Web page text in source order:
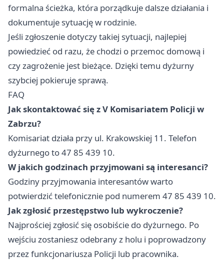
formalna ścieżka, która porządkuje dalsze działania i
dokumentuje sytuację w rodzinie.
Jeśli zgłoszenie dotyczy takiej sytuacji, najlepiej
powiedzieć od razu, że chodzi o przemoc domową i
czy zagrożenie jest bieżące. Dzięki temu dyżurny
szybciej pokieruje sprawą.
FAQ
Jak skontaktować się z V Komisariatem Policji w
Zabrzu?
Komisariat działa przy ul. Krakowskiej 11. Telefon
dyżurnego to 47 85 439 10.
W jakich godzinach przyjmowani są interesanci?
Godziny przyjmowania interesantów warto
potwierdzić telefonicznie pod numerem 47 85 439 10.
Jak zgłosić przestępstwo lub wykroczenie?
Najprościej zgłosić się osobiście do dyżurnego. Po
wejściu zostaniesz odebrany z holu i poprowadzony
przez funkcjonariusza Policji lub pracownika.